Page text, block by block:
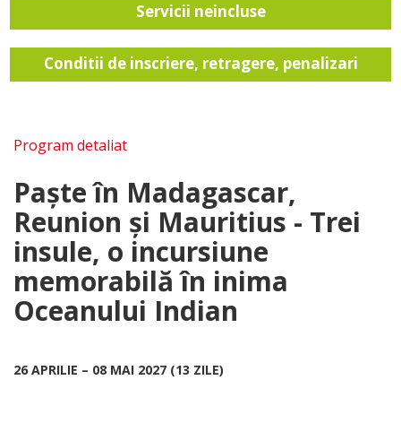
Servicii neincluse
Conditii de inscriere, retragere, penalizari
Program detaliat
Paște în Madagascar,
Reunion și Mauritius - Trei
insule, o incursiune
memorabilă în inima
Oceanului Indian
26 APRILIE – 08 MAI 2027 (13 ZILE)